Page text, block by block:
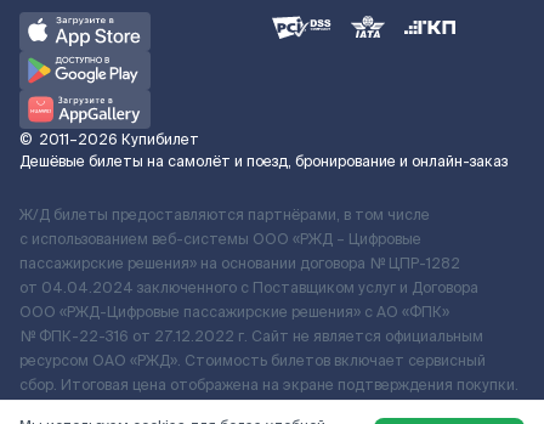
© 2011–2026 Купибилет
Дешёвые билеты на самолёт и поезд, бронирование и онлайн-заказ
Ж/Д билеты предоставляются партнёрами, в том числе
с использованием веб-системы ООО «РЖД – Цифровые
пассажирские решения» на основании договора № ЦПР-1282
от 04.04.2024 заключенного с Поставщиком услуг и Договора
ООО «РЖД-Цифровые пассажирские решения» c АО «ФПК»
№ ФПК-22-316 от 27.12.2022 г. Сайт не является официальным
ресурсом ОАО «РЖД». Стоимость билетов включает сервисный
сбор. Итоговая цена отображена на экране подтверждения покупки.